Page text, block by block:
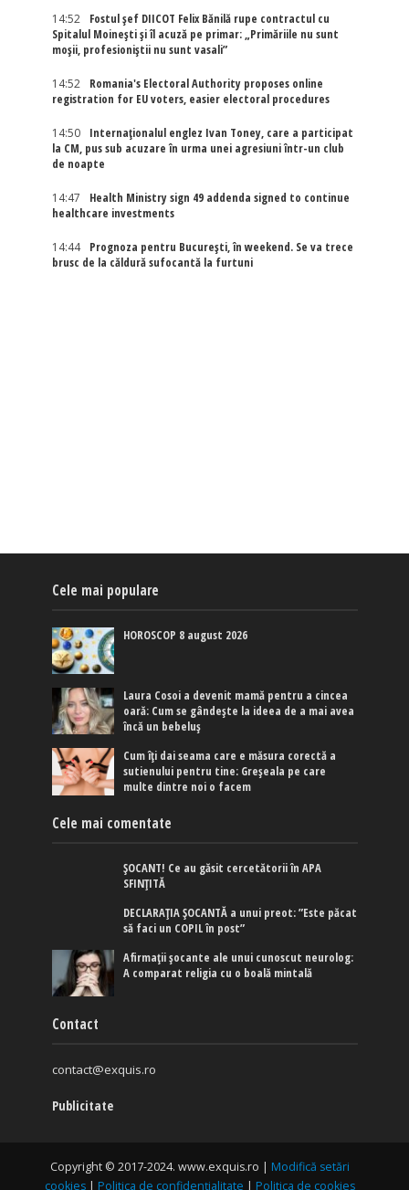
14:52
Fostul șef DIICOT Felix Bănilă rupe contractul cu
Spitalul Moinești și îl acuză pe primar: „Primăriile nu sunt
moșii, profesioniștii nu sunt vasali”
14:52
Romania's Electoral Authority proposes online
registration for EU voters, easier electoral procedures
14:50
Internaţionalul englez Ivan Toney, care a participat
la CM, pus sub acuzare în urma unei agresiuni într-un club
de noapte
14:47
Health Ministry sign 49 addenda signed to continue
healthcare investments
14:44
Prognoza pentru București, în weekend. Se va trece
brusc de la căldură sufocantă la furtuni
Cele mai populare
HOROSCOP 8 august 2026
Laura Cosoi a devenit mamă pentru a cincea
oară: Cum se gândește la ideea de a mai avea
încă un bebeluș
Cum îți dai seama care e măsura corectă a
sutienului pentru tine: Greșeala pe care
multe dintre noi o facem
Cele mai comentate
ȘOCANT! Ce au găsit cercetătorii în APA
SFINȚITĂ
DECLARAȚIA ȘOCANTĂ a unui preot: ”Este păcat
să faci un COPIL în post”
Afirmaţii şocante ale unui cunoscut neurolog:
A comparat religia cu o boală mintală
Contact
contact@exquis.ro
Publicitate
Copyright © 2017-2024. www.exquis.ro | Modifică setări
cookies | Politica de confidențialitate | Politica de cookies